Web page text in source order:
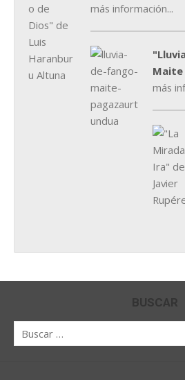
más información...
Maite
más
BUSCAR